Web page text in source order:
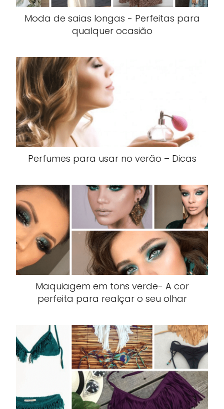
Moda de saias longas - Perfeitas para
qualquer ocasião
Perfumes para usar no verão – Dicas
Maquiagem em tons verde- A cor
perfeita para realçar o seu olhar